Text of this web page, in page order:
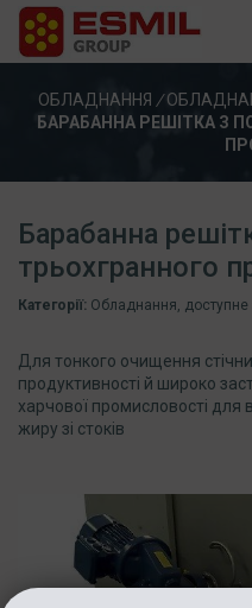
ОБЛАДНАННЯ /
БАРАБАННА РЕШІТКА З
Барабанна
трьохгранного
Категорії: Обладнання, доступне
Для тонкого очищення
продуктивності й широко
харчової промисловості
жиру зі стоків